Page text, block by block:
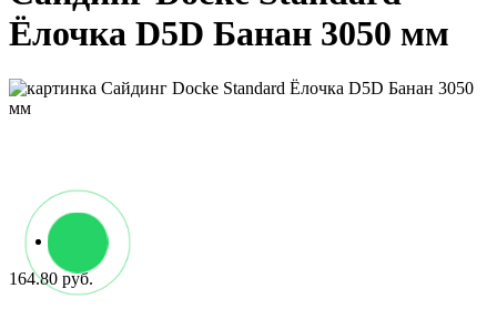
Ёлочка D5D Банан 3050 мм
164.80 руб.